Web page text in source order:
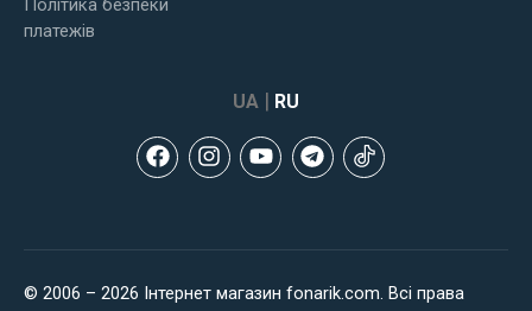
Політика безпеки
платежів
UA | RU
© 2006 – 2026 Інтернет магазин fonarik.com. Всі права